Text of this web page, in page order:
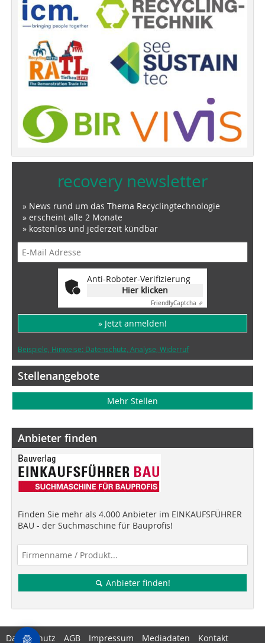
recovery newsletter
» News rund um das Thema Recyclingtechnologie
» erscheint alle 2 Monate
» kostenlos und jederzeit kündbar
Anti-Roboter-Verifizierung
Hier klicken
FriendlyCaptcha ⇗
» Jetzt anmelden!
Beispiele, Hinweise: Datenschutz, Analyse, Widerruf
Stellenangebote
Mehr Stellen
Anbieter finden
Finden Sie mehr als 4.000 Anbieter im EINKAUFSFÜHRER
BAU - der Suchmaschine für Bauprofis!
Anbieter finden!
Datenschutz AGB Impressum Mediadaten Kontakt